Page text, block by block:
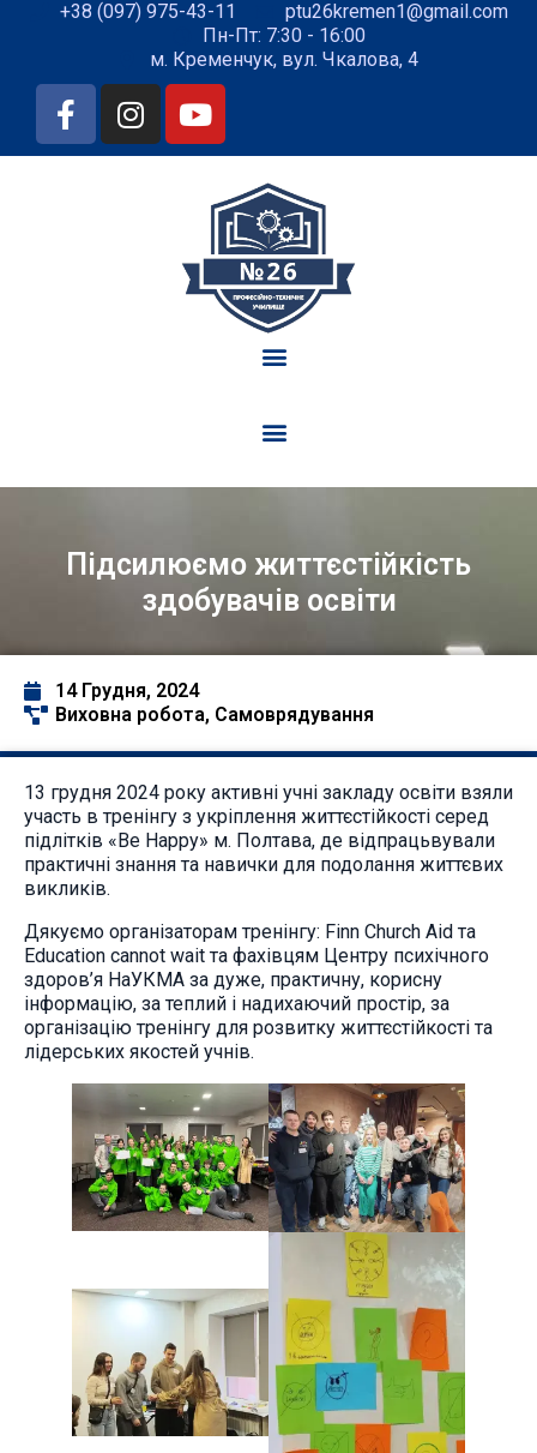
+38 (097) 975-43-11
ptu26kremen1@gmail.com
Пн-Пт: 7:30 - 16:00
м. Кременчук, вул. Чкалова, 4
Підсилюємо життєстійкість
здобувачів освіти
14 Грудня, 2024
Виховна робота, Самоврядування
13 грудня 2024 року активні учні закладу освіти взяли
участь в тренінгу з укріплення життєстійкості серед
підлітків «Be Happy» м. Полтава, де відпрацьвували
практичні знання та навички для подолання життєвих
викликів.
Дякуємо організаторам тренінгу: Finn Church Aid та
Education cannot wait та фахівцям Центру психічного
здоров’я НаУКМА за дуже, практичну, корисну
інформацію, за теплий і надихаючий простір, за
організацію тренінгу для розвитку життєстійкості та
лідерських якостей учнів.